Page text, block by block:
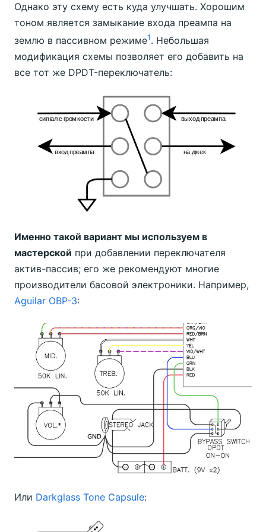
Однако эту схему есть куда улучшать. Хорошим
тоном является замыкание входа преампа на
землю в пассивном режиме1. Небольшая
модификация схемы позволяет его добавить на
все тот же DPDT-переключатель:
Именно такой вариант мы используем в
мастерской при добавлении переключателя
актив-пассив; его же рекомендуют многие
производители басовой электроники. Например,
Aguilar OBP-3:
Или Darkglass Tone Capsule: